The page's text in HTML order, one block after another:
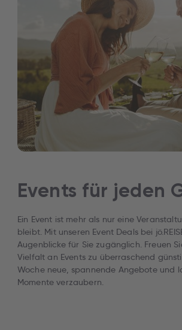
Events für jeden
Ein Event ist mehr als nur eine
bleibt. Mit unseren Event Deals bei
Augenblicke für Sie zugänglich. Freuen
Vielfalt an Events zu überraschend
Woche neue, spannende Angebote und
Momente verzaubern.